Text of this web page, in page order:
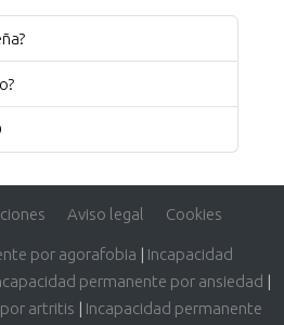
Aviso legal Cookies
por agorafobia | Incapacidad
permanente por ansiedad |
artritis | Incapacidad permanente